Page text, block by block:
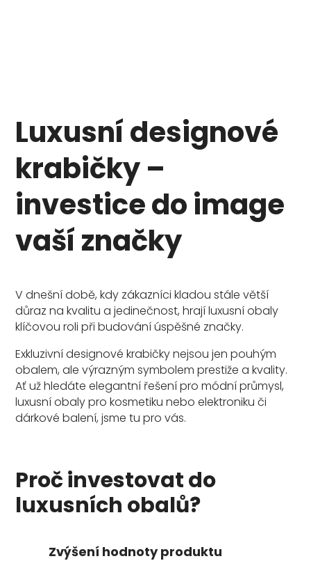
Luxusní designové
krabičky –
investice do image
vaší značky
V dnešní době, kdy zákazníci kladou stále větší
důraz na kvalitu a jedinečnost, hrají luxusní obaly
klíčovou roli při budování úspěšné značky.
Exkluzivní designové krabičky nejsou jen pouhým
obalem, ale výrazným symbolem prestiže a kvality.
Ať už hledáte elegantní řešení pro módní průmysl,
luxusní obaly pro kosmetiku nebo elektroniku či
dárkové balení, jsme tu pro vás.
Proč investovat do
luxusních obalů?
Zvýšení hodnoty produktu